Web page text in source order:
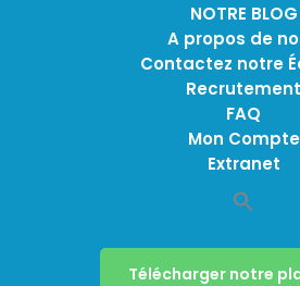
NOTRE BLOG
A propos de
Contactez notre
Recrutement
FAQ
Mon Compte
Extranet
Télécharger notre